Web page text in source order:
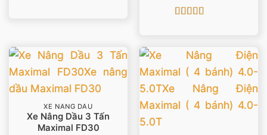
XE NÂNG DẦU
Xe Nâng Dầu 3 Tấn
Maximal FD30